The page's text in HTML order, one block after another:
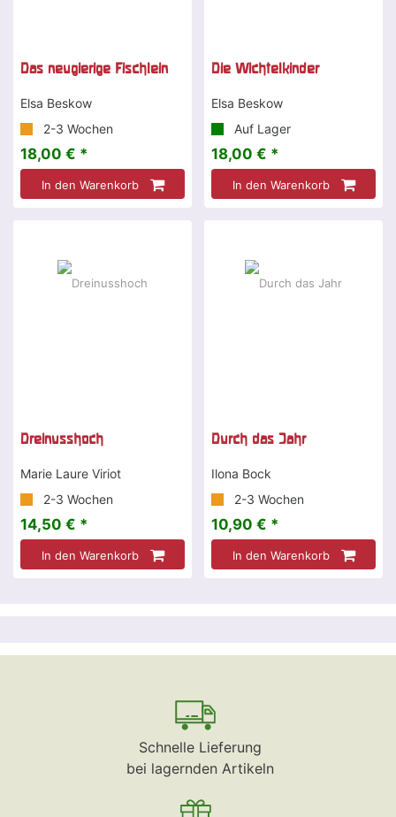
Das neugierige Fischlein
Elsa Beskow
2-3 Wochen
18,00 € *
In den Warenkorb
Die Wichtelkinder
Elsa Beskow
Auf Lager
18,00 € *
In den Warenkorb
Dreinusshoch
Marie Laure Viriot
2-3 Wochen
14,50 € *
In den Warenkorb
Durch das Jahr
Ilona Bock
2-3 Wochen
10,90 € *
In den Warenkorb
Schnelle Lieferung
bei lagernden Artikeln